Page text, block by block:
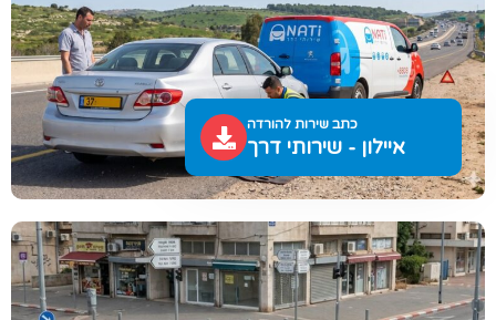
כתב שירות להורדה
איילון - שירותי דרך